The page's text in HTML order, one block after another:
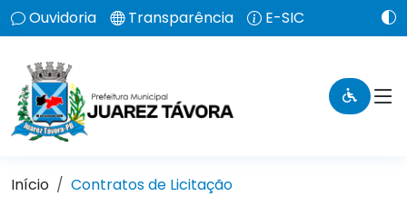
Ouvidoria Transparência E-SIC
Início Contratos de Licitação